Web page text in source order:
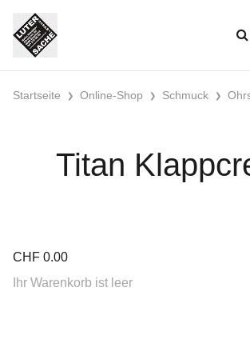
Startseite Online-Shop Schmuck
Titan
CHF 0.00
Ihr Warenkorb ist leer